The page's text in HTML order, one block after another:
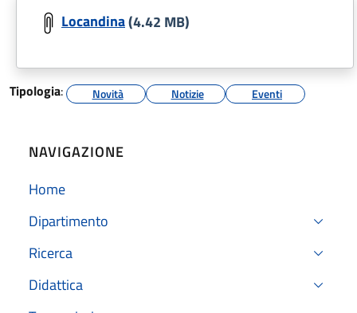
Locandina(4.42 MB)
Tipologia: Novità Notizie Eventi
NAVIGAZIONE
Home
Dipartimento
Ricerca
Didattica